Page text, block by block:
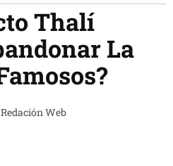
Thalí
La
Redación Web